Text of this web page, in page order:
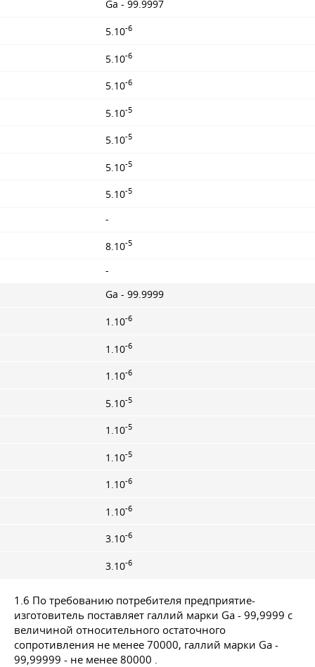
Ga - 99.9997
5.10-6
5.10-6
5.10-6
5.10-5
5.10-5
5.10-5
5.10-5
-
8.10-5
-
Ga - 99.9999
1.10-6
1.10-6
1.10-6
5.10-5
1.10-5
1.10-5
1.10-6
1.10-6
3.10-6
3.10-6
1.6 По требованию потребителя предприятие-
изготовитель поставляет галлий марки Ga - 99,9999 с
величиной относительного остаточного
сопротивления не менее 70000, галлий марки Ga -
99,99999 - не менее 80000 .